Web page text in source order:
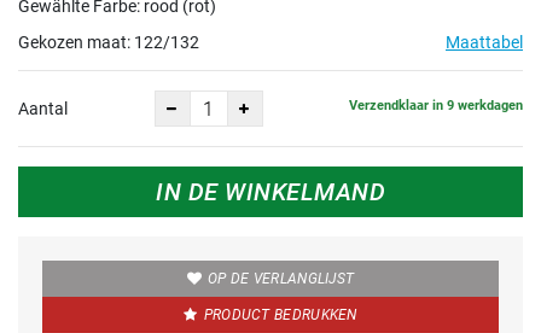
Gewählte Farbe: rood (rot)
Gekozen maat: 122/132 Maattabel
Aantal Verzendklaar in 9 werkdagen
IN DE WINKELMAND
OP DE VERLANGLIJST
PRODUCT BEDRUKKEN